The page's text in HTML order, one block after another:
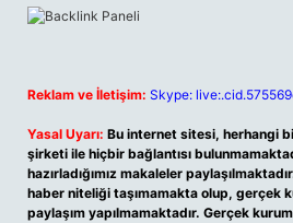
Reklam ve İletişim: Skype:
Yasal Uyarı: Bu internet sitesi, herhangi
şirketi ile hiçbir bağlantısı
hazırladığımız makaleler
haber niteliği taşımamakta olup, gerçek
paylaşım yapılmamaktadır. Gerçek